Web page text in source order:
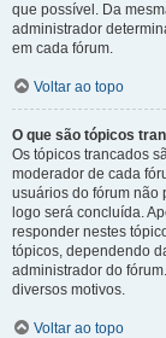
que possível. Da
administrador
em cada fórum.
Voltar ao topo
O que são tópicos
Os tópicos trancados
moderador de cada
usuários do fórum não
logo será concluída.
responder nestes
tópicos, dependendo
administrador do
diversos motivos.
Voltar ao topo